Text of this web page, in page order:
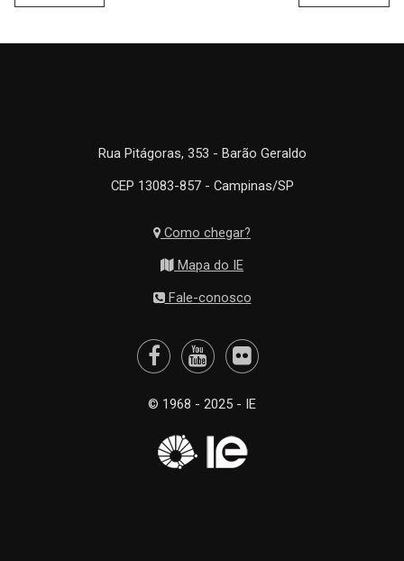
Rua Pitágoras, 353 - Barão Geraldo
CEP 13083-857 - Campinas/SP
Como chegar?
Mapa do IE
Fale-conosco
© 1968 - 2025 - IE